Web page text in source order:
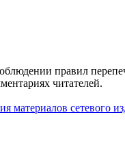
правил
читателей.
материалов сетевого